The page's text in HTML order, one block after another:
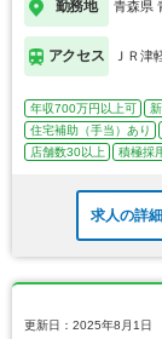
勤務地 青森県
アクセス ＪＲ津
年収700万円以上可
住宅補助（手当）あり
店舗数30以上
積極採
求人の詳
更新日：2025年8月1日